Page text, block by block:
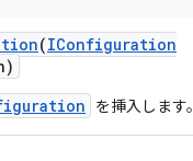
(IConfiguration
を挿入します。